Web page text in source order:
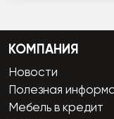
КОМПАНИЯ
Новости
Полезная
Мебель в кредит